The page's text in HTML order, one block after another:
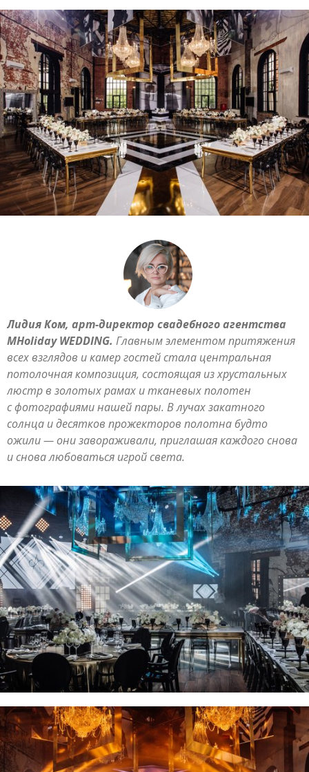
Лидия Ком, арт-директор свадебного агентства
MHoliday WEDDING. Главным элементом притяжения
всех взглядов и камер гостей стала центральная
потолочная композиция, состоящая из хрустальных
люстр в золотых рамах и тканевых полотен
с фотографиями нашей пары. В лучах закатного
солнца и десятков прожекторов полотна будто
ожили — они завораживали, приглашая каждого снова
и снова любоваться игрой света.